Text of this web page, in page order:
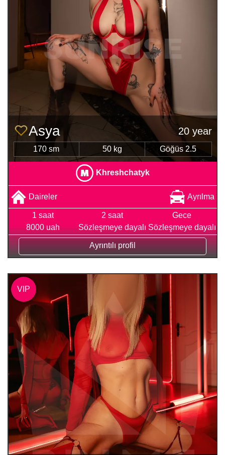
Asya 20 year
170 sm 50 kg Göğüs 2.5
Khreshchatyk
Daireler Ayrılma
1 saat
8000 uah
2 saat
Sözleşmeye dayalı
Gece
Sözleşmeye dayalı
Ayrıntılı profil
VIP